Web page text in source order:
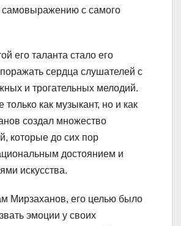
самовыражению с самого
его таланта стало его
сердца слушателей с
и трогательных мелодий.
только как музыкант, но и как
создал множество
которые до сих пор
достоянием и
искусства.
Мирзаханов, его целью было
эмоции у своих